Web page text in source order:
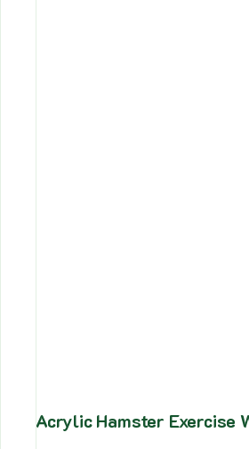
Acrylic Hamster Exercise